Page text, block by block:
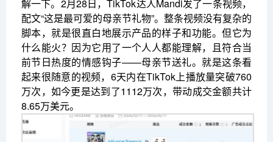
解一下。2月28日，TikTok达人Mandi发了一条视频，
配文“这是最可爱的母亲节礼物”。整条视频没有复杂的
脚本，就是很直白地展示产品的样子和功能。但它为
什么能火？因为它用了一个人人都能理解，且符合当
前节日热度的情感钩子——母亲节送礼。就是这条看
起来很随意的视频，6天内在TikTok上播放量突破760
万次，如今更是达到了1112万次，带动成交金额共计
8.65万美元。